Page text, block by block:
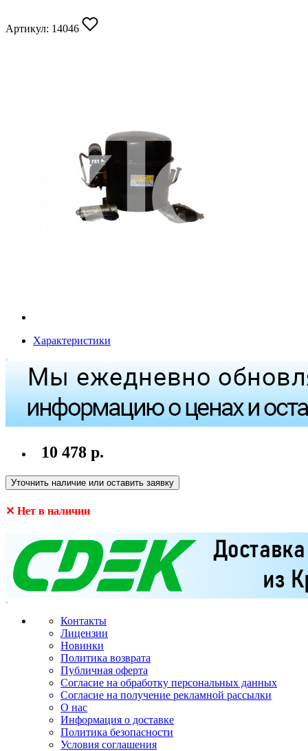
Артикул: 14046
Характеристики
10 478 р.
Уточнить наличие или оставить заявку
✕ Нет в наличии
Контакты
Лицензии
Новинки
Политика возврата
Публичная оферта
Согласие на обработку персональных данных
Согласие на получение рекламной рассылки
О нас
Информация о доставке
Политика безопасности
Условия соглашения